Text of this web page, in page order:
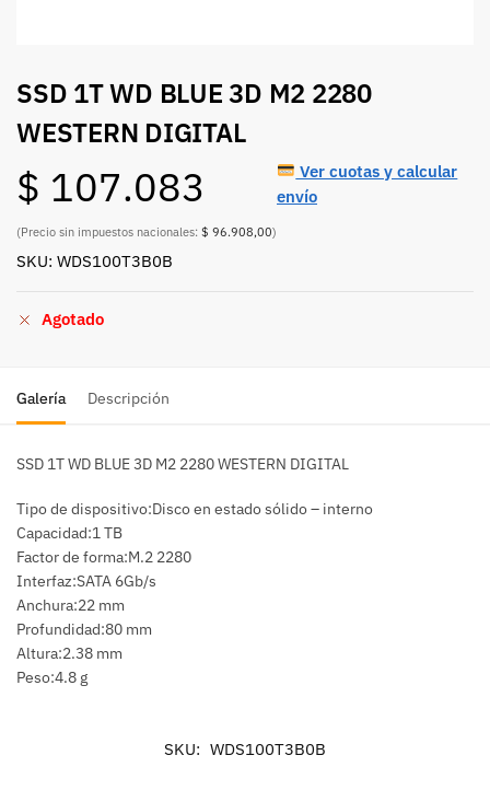
SSD 1T WD BLUE 3D M2 2280
WESTERN DIGITAL
$ 107.083
(Precio sin impuestos nacionales: $ 96.908,00)
Ver cuotas y calcular
envío
SKU: WDS100T3B0B
Agotado
Galería Descripción
SSD 1T WD BLUE 3D M2 2280 WESTERN DIGITAL
Tipo de dispositivo:Disco en estado sólido – interno
Capacidad:1 TB
Factor de forma:M.2 2280
Interfaz:SATA 6Gb/s
Anchura:22 mm
Profundidad:80 mm
Altura:2.38 mm
Peso:4.8 g
SKU: WDS100T3B0B